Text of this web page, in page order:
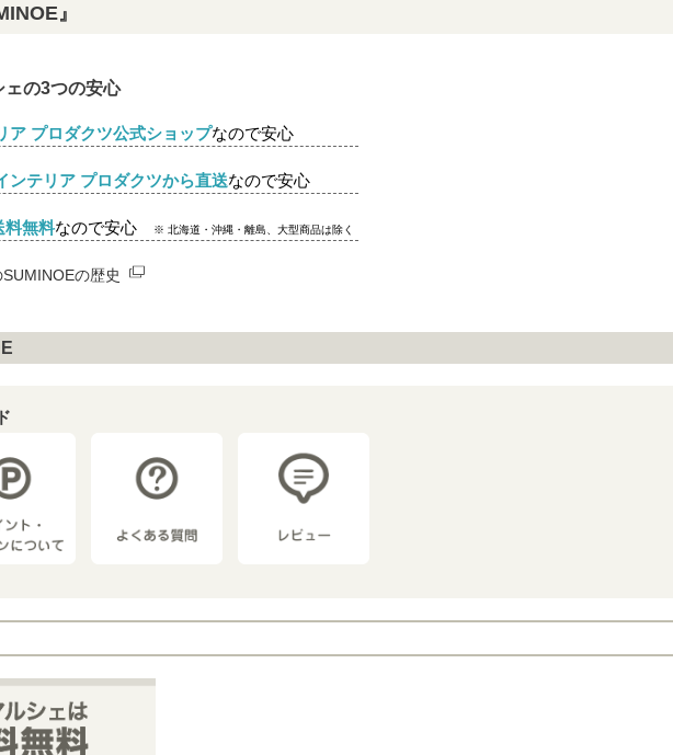
』
ェの3つの安心
ア プロダクツ公式ショップなので安心
ンテリア プロダクツから直送なので安心
料無料なので安心 ※ 北海道・沖縄・離島、大型商品は除く
の歴史